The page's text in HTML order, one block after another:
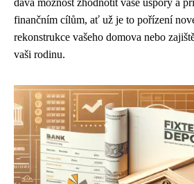
dává možnost zhodnotit vaše úspory a
finančním cílům, ať už je to pořízení
rekonstrukce vašeho domova nebo
vaši rodinu.